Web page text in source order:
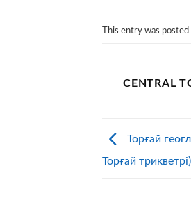
This entry was posted
CENTRAL
Торғай
Торғай трикветрі)